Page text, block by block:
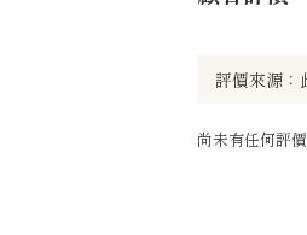
尚未有任何評價